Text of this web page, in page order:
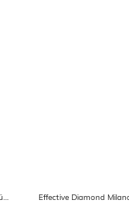
0.50 Karat Effective Diamond Büyülü Işıltı Tektaş Gümüş Bileklik